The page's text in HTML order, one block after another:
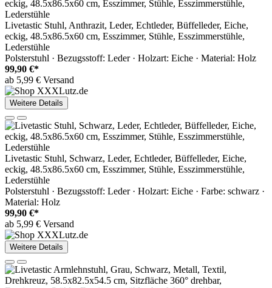
Livetastic Stuhl, Anthrazit, Leder, Echtleder, Büffelleder, Eiche,
eckig, 48.5x86.5x60 cm, Esszimmer, Stühle, Esszimmerstühle,
Lederstühle
Polsterstuhl · Bezugsstoff: Leder · Holzart: Eiche · Material: Holz
99,90 €*
ab 5,99 € Versand
Weitere Details
Livetastic Stuhl, Schwarz, Leder, Echtleder, Büffelleder, Eiche,
eckig, 48.5x86.5x60 cm, Esszimmer, Stühle, Esszimmerstühle,
Lederstühle
Polsterstuhl · Bezugsstoff: Leder · Holzart: Eiche · Farbe: schwarz ·
Material: Holz
99,90 €*
ab 5,99 € Versand
Weitere Details